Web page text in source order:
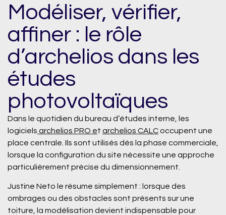
Modéliser, vérifier,
affiner : le rôle
d’archelios dans les
études
photovoltaïques
Dans le quotidien du bureau d’études interne, les
logiciels archelios PRO et archelios CALCoccupent une
place centrale. Ils sont utilisés dès la phase commerciale,
lorsque la configuration du site nécessite une approche
particulièrement précise du dimensionnement.
Justine Neto le résume simplement : lorsque des
ombrages ou des obstacles sont présents sur une
toiture, la modélisation devient indispensable pour